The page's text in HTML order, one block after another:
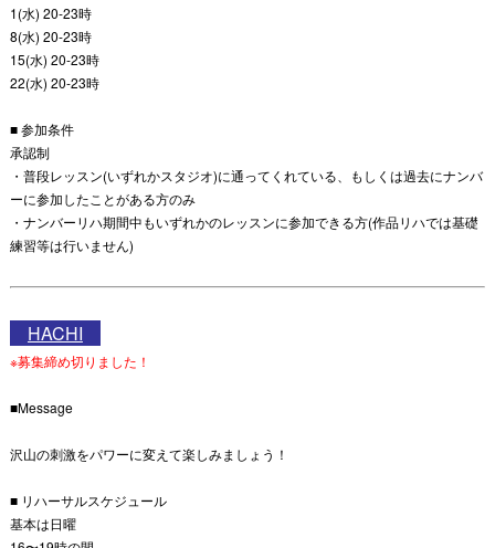
1(水) 20-23時
8(水) 20-23時
15(水) 20-23時
22(水) 20-23時
■ 参加条件
承認制
・普段レッスン(いずれかスタジオ)に通ってくれている、もしくは過去にナンバ
ーに参加したことがある方のみ
・ナンバーリハ期間中もいずれかのレッスンに参加できる方(作品リハでは基礎
練習等は行いません)
HACHI
※募集締め切りました！
■Message
沢山の刺激をパワーに変えて楽しみましょう！
■ リハーサルスケジュール
基本は日曜